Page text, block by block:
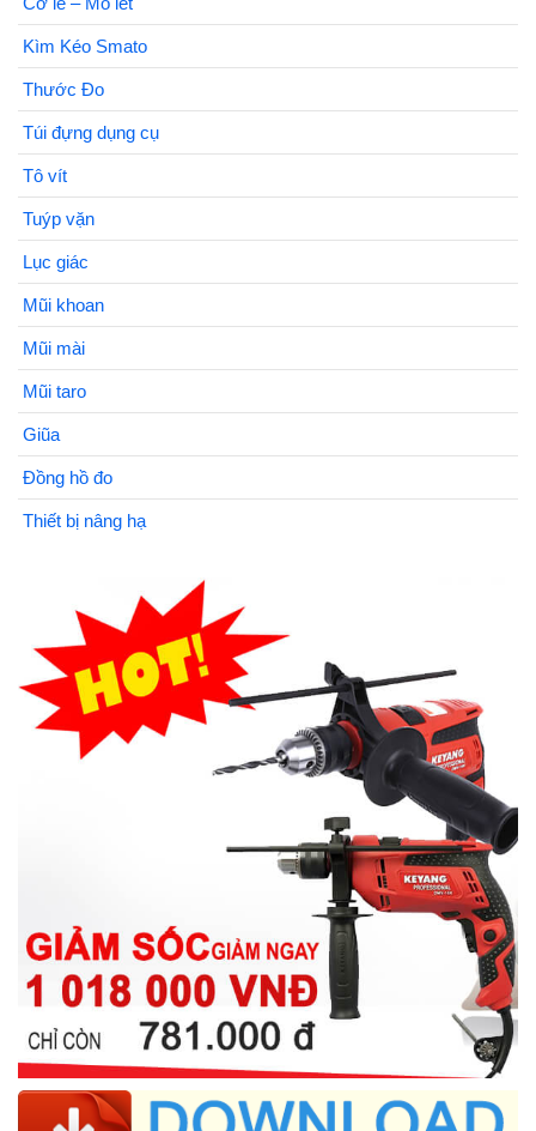
Kìm Kéo Smato
Thước Đo
Túi đựng dụng cụ
Tô vít
Tuýp vặn
Lục giác
Mũi khoan
Mũi mài
Mũi taro
Giũa
Đồng hồ đo
Thiết bị nâng hạ